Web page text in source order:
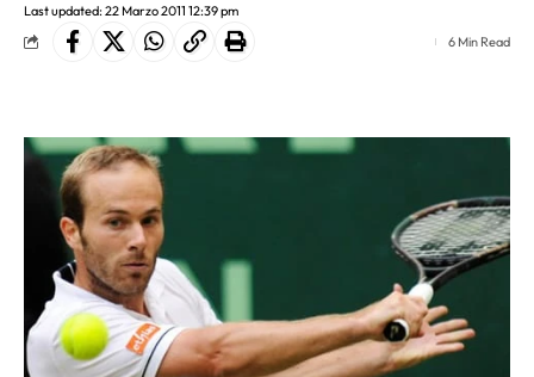
Last updated: 22 Marzo 2011 12:39 pm
6 Min Read